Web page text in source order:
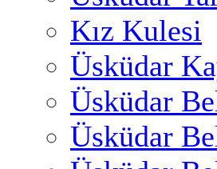
Kız Kulesi
Üsküdar
Üsküdar
Üsküdar